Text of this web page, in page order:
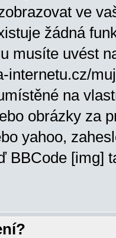
ve
žádná
musíte uvést
internetu.cz/
na
obrázky za
yahoo,
BBCode [img]